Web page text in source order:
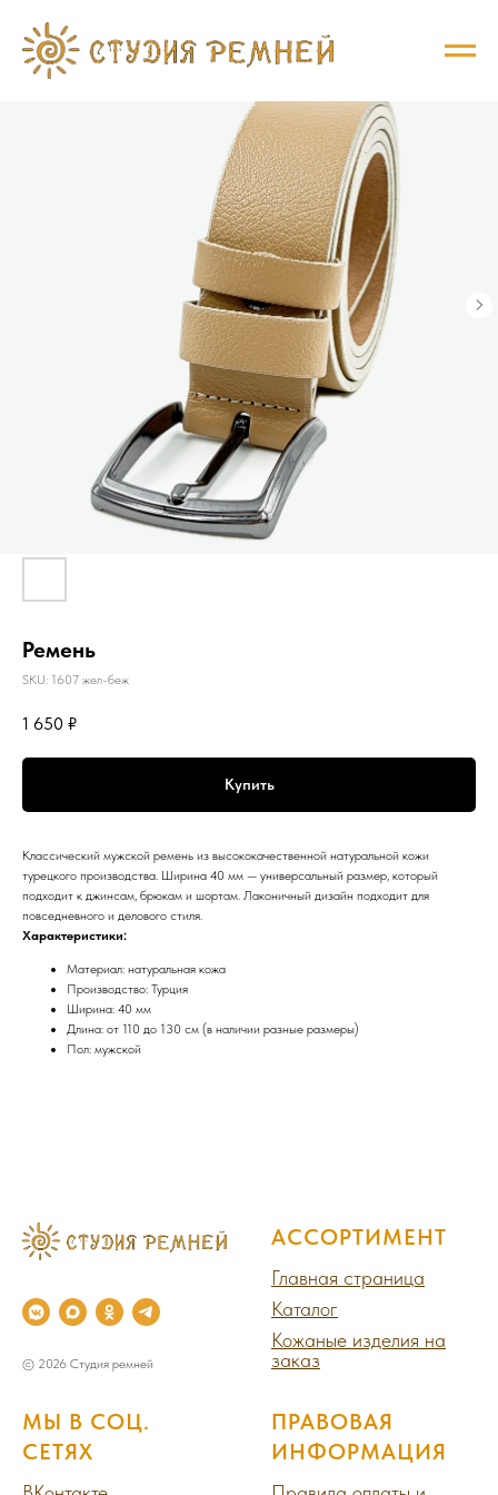
Ремень
SKU: 1607 жел-беж
1 650 ₽
Купить
Классический мужской ремень из высококачественной натуральной кожи
турецкого производства. Ширина 40 мм — универсальный размер, который
подходит к джинсам, брюкам и шортам. Лаконичный дизайн подходит для
повседневного и делового стиля.
Характеристики:
Материал: натуральная кожа
Производство: Турция
Ширина: 40 мм
Длина: от 110 до 130 см (в наличии разные размеры)
Пол: мужской
© 2026 Студия ремней
АССОРТИМЕНТ
Главная страница
Каталог
Кожаные изделия на
заказ
МЫ В СОЦ.
СЕТЯХ
ПРАВОВАЯ
ИНФОРМАЦИЯ